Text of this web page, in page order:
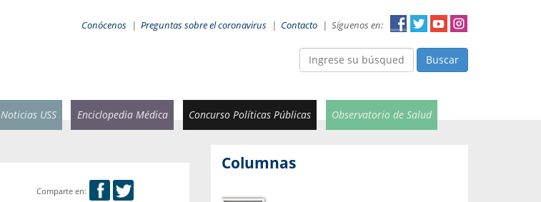
Conócenos | Preguntas sobre el coronavirus | Contacto | Síguenos en:
Buscar
Noticias USS Enciclopedia Médica Concurso Políticas Públicas Observatorio de Salud
Comparte en:
Columnas